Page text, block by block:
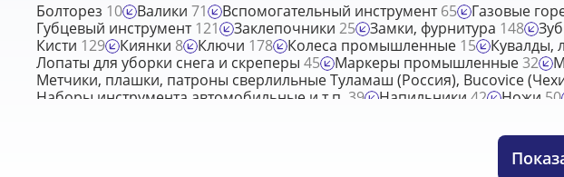
Болторез 10 Валики 71 Вспомогательный инструмент65 Газовые
Губцевый инструмент121 Заклепочники 25 Замки, фурнитура 148
Кисти 129 Киянки 8 Ключи 178 Колеса промышленные 15 Кувалды,
Лопаты для уборки снега и скреперы 45 Маркеры промышленные32
Метчики, плашки, патроны сверлильные Туламаш (Россия), Bucovice
Наборы инструмента автомобильные и т.п. 39 Напильники 42 Ножи 50
Ролики, шпатели для обоев
Сшиватели